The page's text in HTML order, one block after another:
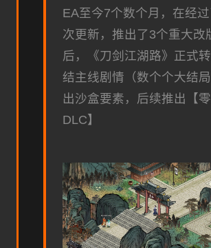
EA至今7个数个月，在经
次更新，推出了3个重大改
后，《刀剑江湖路》正式
结主线剧情（数个个大结
出沙盒要素，后续推出【
DLC】